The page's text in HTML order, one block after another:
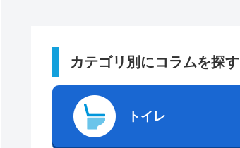
カテゴリ別にコラムを探す
トイレ